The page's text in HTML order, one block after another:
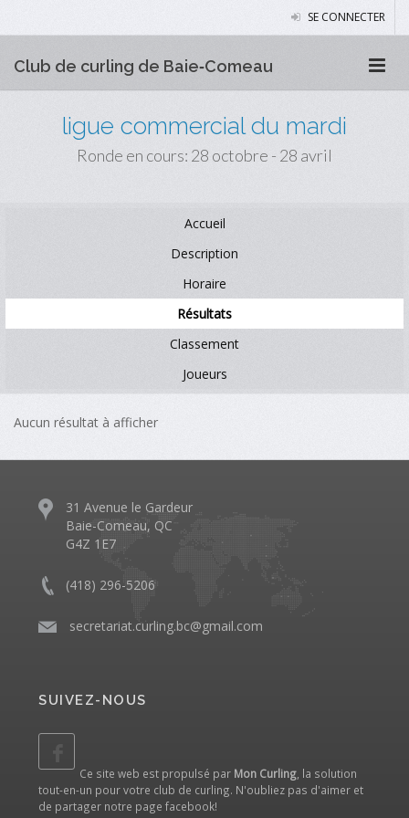
SE CONNECTER
Club de curling de Baie‑Comeau
ligue commercial du mardi
Ronde en cours: 28 octobre - 28 avril
Accueil
Description
Horaire
Résultats
Classement
Joueurs
Aucun résultat à afficher
31 Avenue le Gardeur
Baie-Comeau, QC
G4Z 1E7
(418) 296-5206
secretariat.curling.bc@gmail.com
SUIVEZ-NOUS
Ce site web est propulsé par Mon Curling, la solution
tout-en-un pour votre club de curling. N'oubliez pas d'aimer et
de partager notre page facebook!